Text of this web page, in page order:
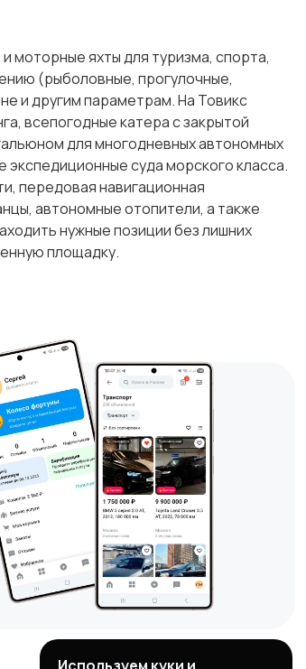
моторные яхты для туризма, спорта,
(рыболовные, прогулочные,
и другим параметрам. На Товикс
всепогодные катера с закрытой
для многодневных автономных
суда морского класса.
передовая навигационная
автономные отопители, а также
нужные позиции без лишних
площадку.